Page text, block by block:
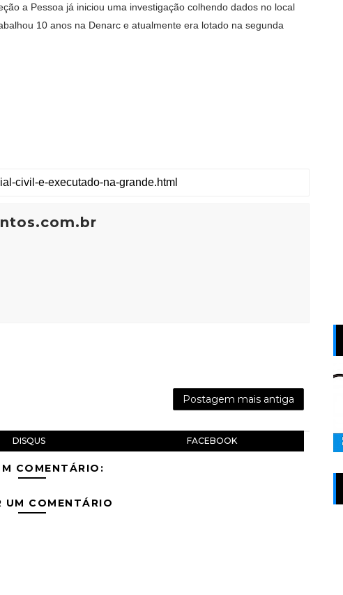
a Pessoa já iniciou uma investigação colhendo dados no local
10 anos na Denarc e atualmente era lotado na segunda
Postagem mais antiga
DISQUS FACEBOOK
COMENTÁRIO:
UM COMENTÁRIO